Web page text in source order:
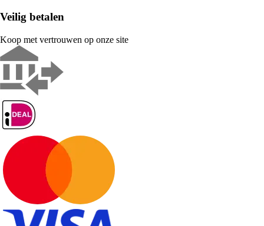
Veilig betalen
Koop met vertrouwen op onze site